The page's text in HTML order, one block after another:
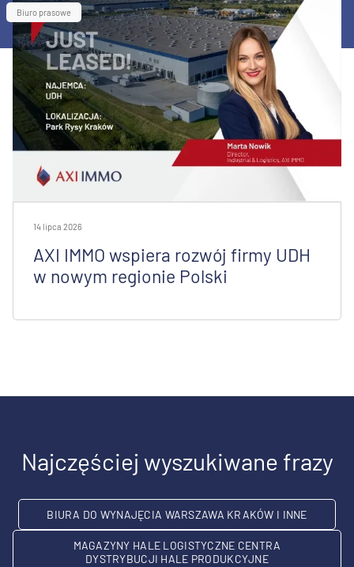
Biuro prasowe
14 lipca 2026
AXI IMMO wspiera rozwój firmy UDH
w nowym regionie Polski
Najczęściej wyszukiwane frazy
BIURA DO WYNAJĘCIA WARSZAWA KRAKÓW I INNE
MAGAZYNY HALE LOGISTYCZNE CENTRA
DYSTRYBUCJI HALE PRODUKCYJNE